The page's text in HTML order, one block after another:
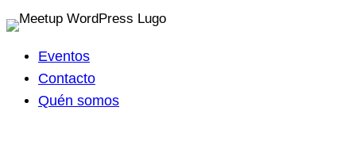
Saltar
contidoEventos
Contacto
Quén somos